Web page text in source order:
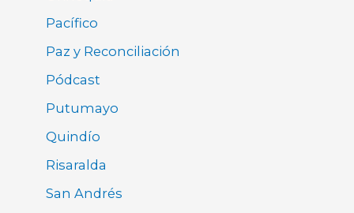
Pacífico
Paz y Reconciliación
Pódcast
Putumayo
Quindío
Risaralda
San Andrés